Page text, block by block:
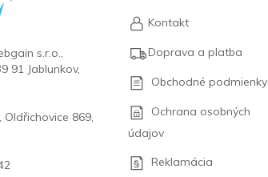
s.r.o.,
91 Jablunkov,
Oldřichovice 869,
Kontakt
Doprava a platba
Obchodné podmienky
Ochrana osobných
údajov
Reklamácia